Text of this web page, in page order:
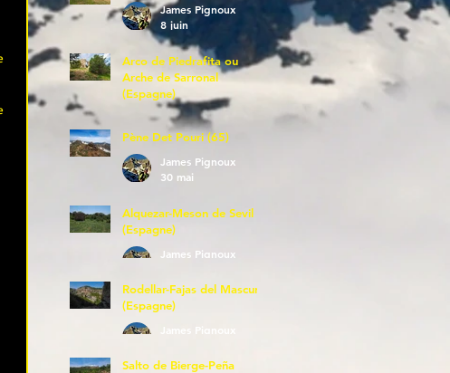
James Pignoux
8 juin
Arco de Piedrafita ou
Arche de Sarronal
(Espagne)
James Pignoux
7 juin
Pène Det Pouri (65)
James Pignoux
30 mai
Alquezar-Meson de Sevil
(Espagne)
James Pignoux
Rodellar-Fajas del Mascun
(Espagne)
James Pignoux
Salto de Bierge-Peña